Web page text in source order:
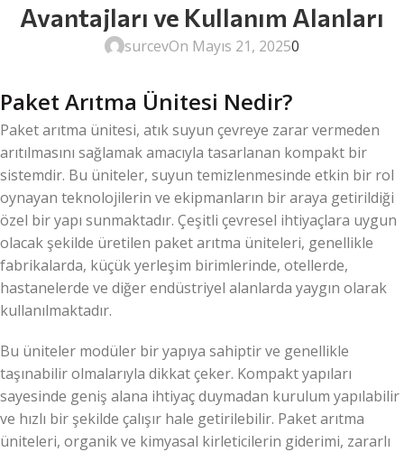
Avantajları ve Kullanım Alanları
surcevOn Mayıs 21, 20250
Paket Arıtma Ünitesi Nedir?
Paket arıtma ünitesi, atık suyun çevreye zarar vermeden
arıtılmasını sağlamak amacıyla tasarlanan kompakt bir
sistemdir. Bu üniteler, suyun temizlenmesinde etkin bir rol
oynayan teknolojilerin ve ekipmanların bir araya getirildiği
özel bir yapı sunmaktadır. Çeşitli çevresel ihtiyaçlara uygun
olacak şekilde üretilen paket arıtma üniteleri, genellikle
fabrikalarda, küçük yerleşim birimlerinde, otellerde,
hastanelerde ve diğer endüstriyel alanlarda yaygın olarak
kullanılmaktadır.
Bu üniteler modüler bir yapıya sahiptir ve genellikle
taşınabilir olmalarıyla dikkat çeker. Kompakt yapıları
sayesinde geniş alana ihtiyaç duymadan kurulum yapılabilir
ve hızlı bir şekilde çalışır hale getirilebilir. Paket arıtma
üniteleri, organik ve kimyasal kirleticilerin giderimi, zararlı